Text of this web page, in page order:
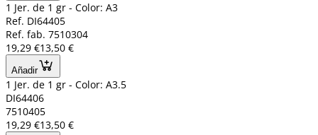
1 Jer. de 1 gr - Color: A3
Ref. DI64405
Ref. fab. 7510304
19,29 €13,50 €
Añadir
1 Jer. de 1 gr - Color: A3.5
DI64406
7510405
19,29 €13,50 €